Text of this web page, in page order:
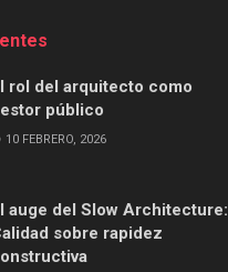
rol del arquitecto como
público
10 FEBRERO, 2026
auge del Slow Architecture:
sobre rapidez